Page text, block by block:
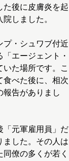
た後に皮膚炎を起
しました。
・シュワブ付近
エージェント・
た場所です。こ
食べた後に、相次
報告がありまし
元軍雇用員」だ
ました。その人は
同僚の多くが若く